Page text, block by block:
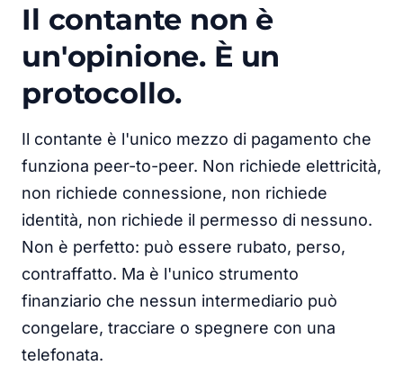
Il contante non è
un'opinione. È un
protocollo.
Il contante è l'unico mezzo di pagamento che
funziona peer-to-peer. Non richiede elettricità,
non richiede connessione, non richiede
identità, non richiede il permesso di nessuno.
Non è perfetto: può essere rubato, perso,
contraffatto. Ma è l'unico strumento
finanziario che nessun intermediario può
congelare, tracciare o spegnere con una
telefonata.